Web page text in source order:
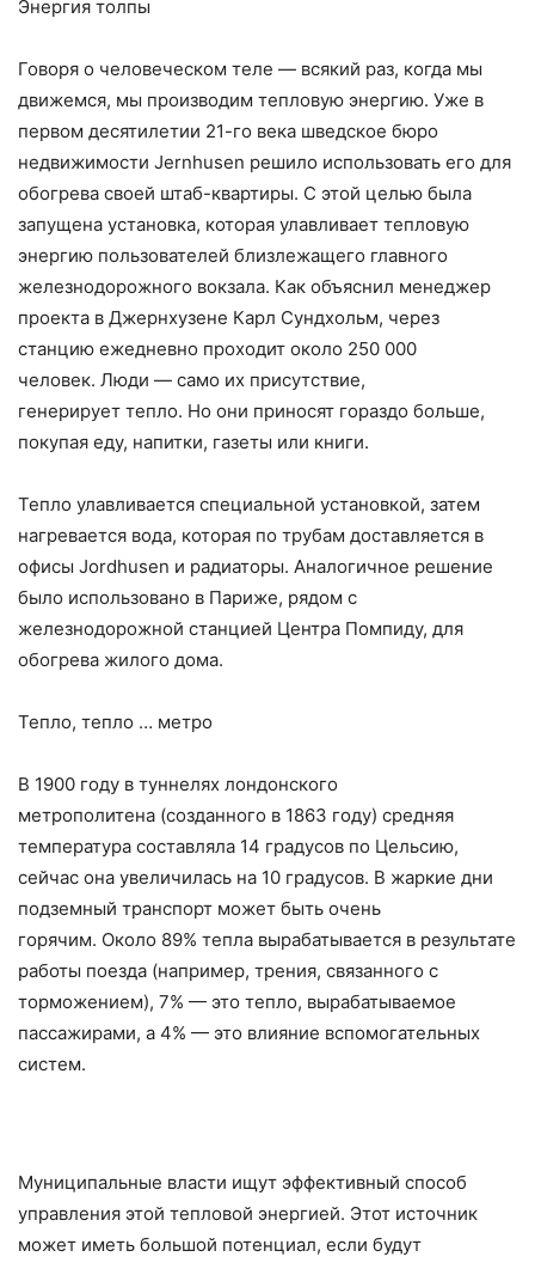
Энергия толпы
Говоря о человеческом теле — всякий раз, когда мы
движемся, мы производим тепловую энергию. Уже в
первом десятилетии 21-го века шведское бюро
недвижимости Jernhusen решило использовать его для
обогрева своей штаб-квартиры. С этой целью была
запущена установка, которая улавливает тепловую
энергию пользователей близлежащего главного
железнодорожного вокзала. Как объяснил менеджер
проекта в Джернхузене Карл Сундхольм, через
станцию ​​ежедневно проходит около 250 000
человек. Люди — само их присутствие,
генерирует тепло. Но они приносят гораздо больше,
покупая еду, напитки, газеты или книги.
Тепло улавливается специальной установкой, затем
нагревается вода, которая по трубам доставляется в
офисы Jordhusen и радиаторы. Аналогичное решение
было использовано в Париже, рядом с
железнодорожной станцией Центра Помпиду, для
обогрева жилого дома.
Тепло, тепло … метро
В 1900 году в туннелях лондонского
метрополитена (созданного в 1863 году) средняя
температура составляла 14 градусов по Цельсию,
сейчас она увеличилась на 10 градусов. В жаркие дни
подземный транспорт может быть очень
горячим. Около 89% тепла вырабатывается в результате
работы поезда (например, трения, связанного с
торможением), 7% — это тепло, вырабатываемое
пассажирами, а 4% — это влияние вспомогательных
систем.
Муниципальные власти ищут эффективный способ
управления этой тепловой энергией. Этот источник
может иметь большой потенциал, если будут